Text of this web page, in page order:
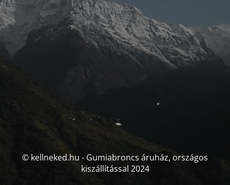
© kellneked.hu - Gumiabroncs áruház, országos
kiszállítással 2024